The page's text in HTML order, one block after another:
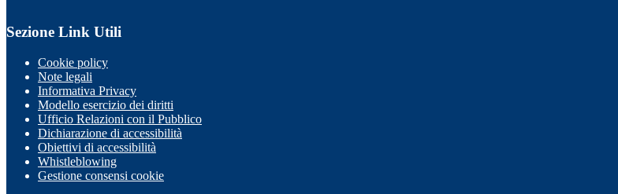
Sezione Link Utili
Cookie policy
Note legali
Informativa Privacy
Modello esercizio dei diritti
Ufficio Relazioni con il Pubblico
Dichiarazione di accessibilità
Obiettivi di accessibilità
Whistleblowing
Gestione consensi cookie